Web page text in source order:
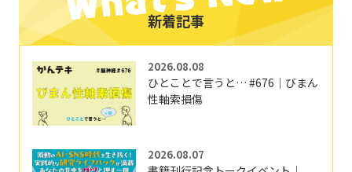
新着記事
2026.08.08
ひとことで言うと… #676｜びまん
性軸索損傷
2026.08.07